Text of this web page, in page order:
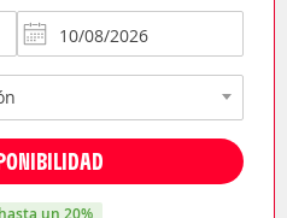
un 20%